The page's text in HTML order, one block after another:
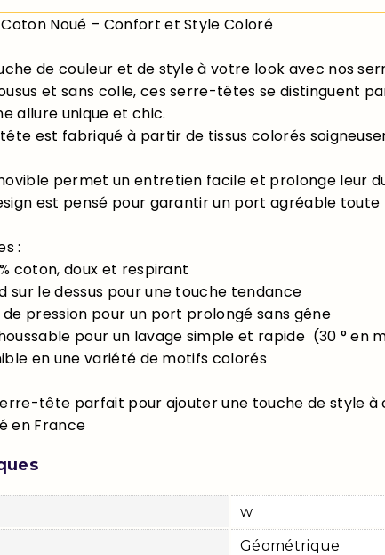
Noué – Confort et Style Coloré
de couleur et de style à votre look avec nos
et sans colle, ces serre-têtes se distinguent
allure unique et chic.
est fabriqué à partir de tissus colorés
permet un entretien facile et prolonge leur
est pensé pour garantir un port agréable
:
coton, doux et respirant
sur le dessus pour une touche tendance
pression pour un port prolongé sans gêne
pour un lavage simple et rapide (30 ° en
en une variété de motifs colorés
tête parfait pour ajouter une touche de style
en France
w
Géométrique